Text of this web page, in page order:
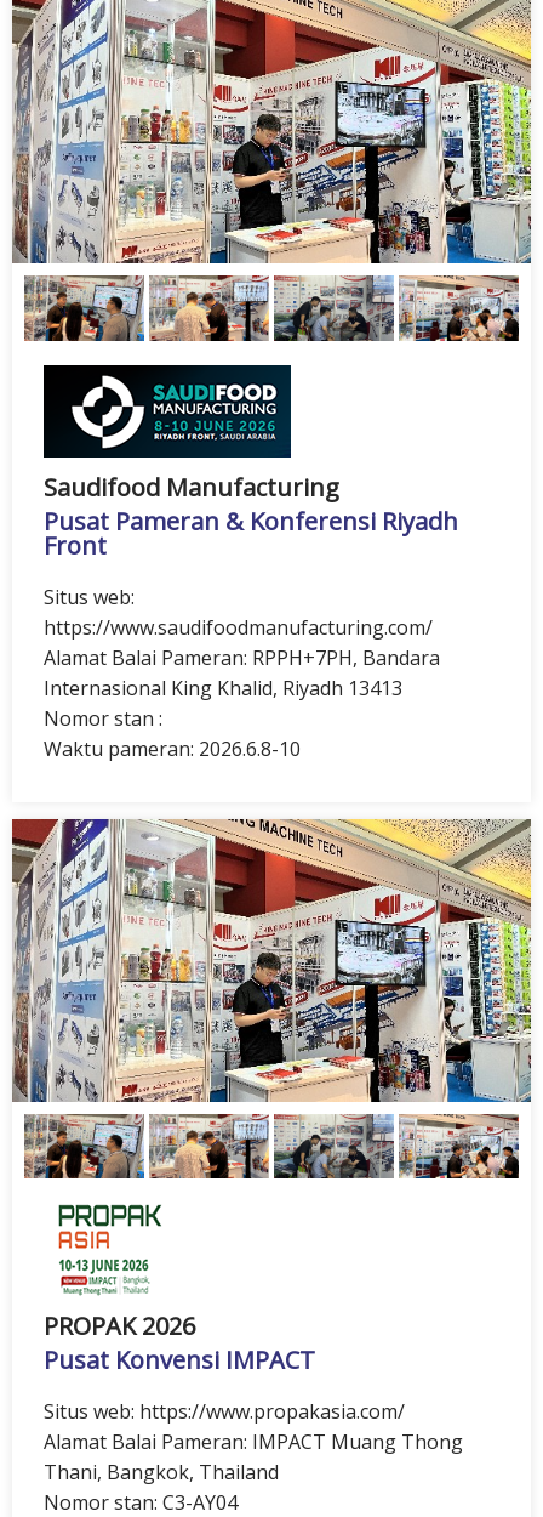
Saudifood Manufacturing
Pusat Pameran & Konferensi Riyadh
Front
Situs web:
https://www.saudifoodmanufacturing.com/
Alamat Balai Pameran: RPPH+7PH, Bandara
Internasional King Khalid, Riyadh 13413
Nomor stan :
Waktu pameran: 2026.6.8-10
PROPAK 2026
Pusat Konvensi IMPACT
Situs web: https://www.propakasia.com/
Alamat Balai Pameran: IMPACT Muang Thong
Thani, Bangkok, Thailand
Nomor stan: C3-AY04